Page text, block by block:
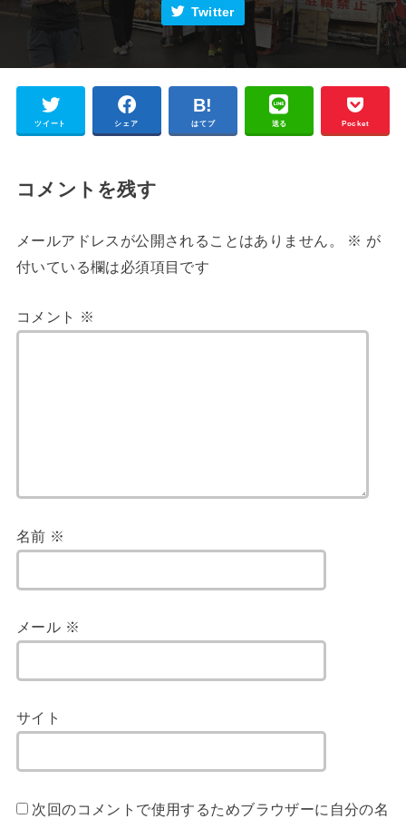
Twitter
ツイート シェア はてブ 送る Pocket
コメントを残す
メールアドレスが公開されることはありません。 ※ が
付いている欄は必須項目です
コメント ※
名前 ※
メール ※
サイト
次回のコメントで使用するためブラウザーに自分の名